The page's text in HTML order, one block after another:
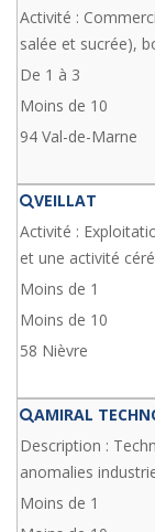
Activité :
salée et sucrée),
De 1 à 3
Moins de 10
94 Val-de-Marne
VEILLAT
Activité :
et une activité
Moins de 1
Moins de 10
58 Nièvre
AMIRAL
Description :
anomalies
Moins de 1